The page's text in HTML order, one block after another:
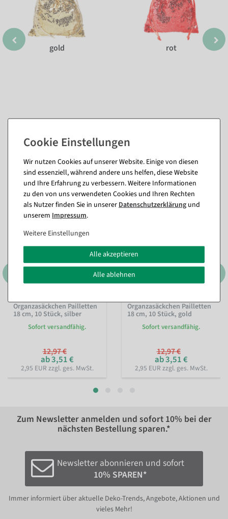
gold rot
Passende Artikel zu diesem Produkt
(8)
%
Organzasäckchen Pailletten
18 cm, 10 Stück, silber
Sofort versandfähig.
12,97 €
ab 3,51 €
2,95 EUR zzgl. ges. MwSt.
Organzasäckchen Pailletten
18 cm, 10 Stück, gold
Sofort versandfähig.
12,97 €
ab 3,51 €
2,95 EUR zzgl. ges. MwSt.
Zum Newsletter anmelden und sofort 10% bei der
nächsten Bestellung sparen.*
Newsletter abonnieren und sofort
10% SPAREN*
Immer informiert über aktuelle Deko-Trends, Angebote, Aktionen und
vieles Mehr!
Wir nutzen Cookies auf unserer Website. Einige von diesen
sind essenziell, während andere uns helfen, diese Website
und Ihre Erfahrung zu verbessern. Weitere Informationen
zu den von uns verwendeten Cookies und Ihren Rechten
als Nutzer finden Sie in unsererDaten­schutz­erklärung und
unserem Impressum.
Weitere Einstellungen
Alle akzeptieren
Alle ablehnen